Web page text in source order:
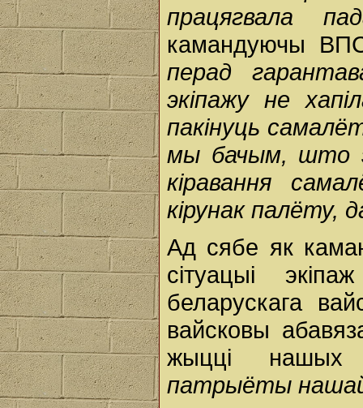
працягвала
камандуючы
перад
экіпажу не
пакінуць
мы бачым, што
кіравання
кірунак палёту,
Ад сябе як
сітуацыі
беларускага
вайсковы
жыцці
патрыёты